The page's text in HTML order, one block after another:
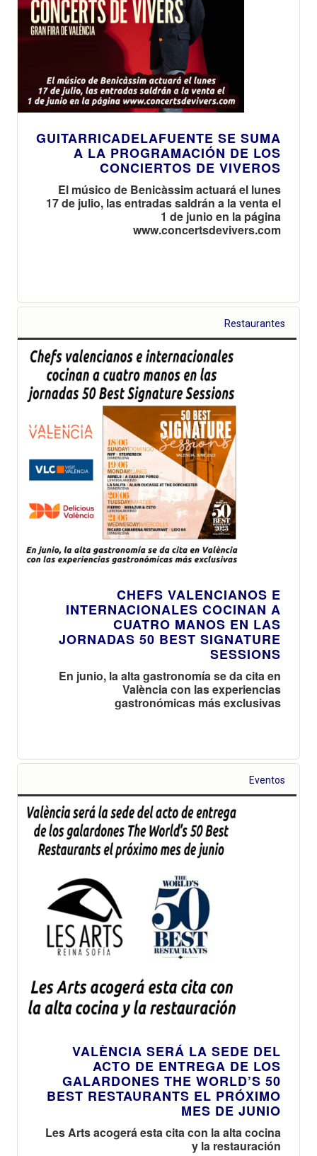
GUITARRICADELAFUENTE SE SUMA
A LA PROGRAMACIÓN DE LOS
CONCIERTOS DE VIVEROS
El músico de Benicàssim actuará el lunes
17 de julio, las entradas saldrán a la venta el
1 de junio en la página
www.concertsdevivers.com
Restaurantes
CHEFS VALENCIANOS E
INTERNACIONALES COCINAN A
CUATRO MANOS EN LAS
JORNADAS 50 BEST SIGNATURE
SESSIONS
En junio, la alta gastronomía se da cita en
València con las experiencias
gastronómicas más exclusivas
Eventos
VALÈNCIA SERÁ LA SEDE DEL
ACTO DE ENTREGA DE LOS
GALARDONES THE WORLD’S 50
BEST RESTAURANTS EL PRÓXIMO
MES DE JUNIO
Les Arts acogerá esta cita con la alta cocina
y la restauración